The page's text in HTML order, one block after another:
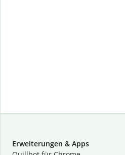
Erweiterungen & Apps